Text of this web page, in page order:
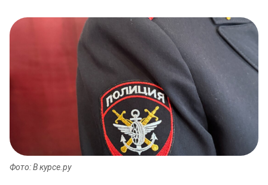
Фото: В курсе.ру